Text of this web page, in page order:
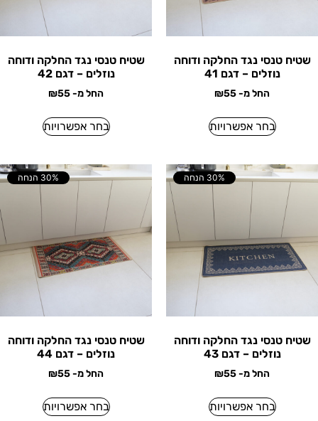
שטיח טנסי נגד החלקה ודוחה
נוזלים – דגם 41
החל מ- ₪55
בחר אפשרויות
שטיח טנסי נגד החלקה ודוחה
נוזלים – דגם 42
החל מ- ₪55
בחר אפשרויות
30% הנחה
שטיח טנסי נגד החלקה ודוחה
נוזלים – דגם 43
החל מ- ₪55
בחר אפשרויות
30% הנחה
שטיח טנסי נגד החלקה ודוחה
נוזלים – דגם 44
החל מ- ₪55
בחר אפשרויות